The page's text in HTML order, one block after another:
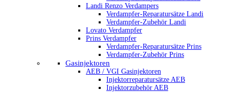
Landi Renzo Verdampers
Verdampfer-Reparatursätze Landi
Verdampfer-Zubehör Landi
Lovato Verdampfer
Prins Verdampfer
Verdampfer-Reparatursätze Prins
Verdampfer-Zubehör Prins
Gasinjektoren
AEB / VGI Gasinjektoren
Injektorreparatursätze AEB
Injektorzubehör AEB